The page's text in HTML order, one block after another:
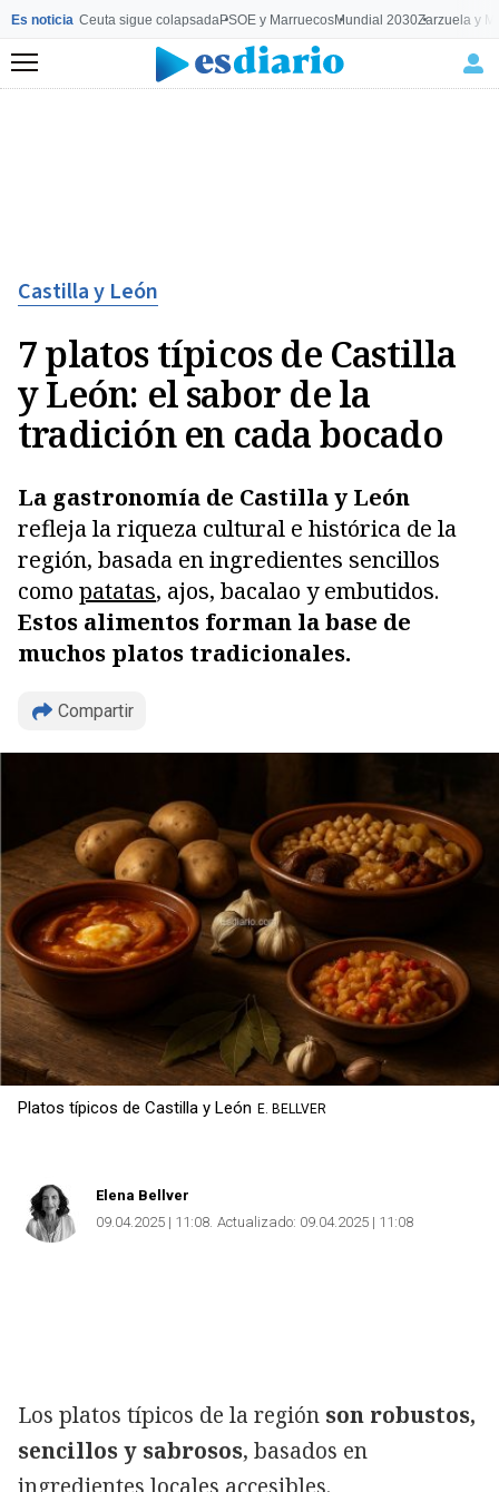
Es noticia Ceuta sigue colapsadaPSOE y MarruecosMundial 2030Zarzuela y
Menú
Castilla y León
7 platos típicos de Castilla
y León: el sabor de la
tradición en cada bocado
La gastronomía de Castilla y León
refleja la riqueza cultural e histórica de la
región, basada en ingredientes sencillos
como patatas, ajos, bacalao y embutidos.
Estos alimentos forman la base de
muchos platos tradicionales.
Compartir
Platos típicos de Castilla y León E. BELLVER
Elena Bellver
09.04.2025 | 11:08 Actualizado: 09.04.2025 | 11:08
Los platos típicos de la región son robustos,
sencillos y sabrosos, basados en
ingredientes locales accesibles.